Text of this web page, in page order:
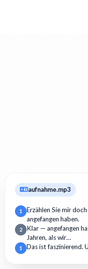
aufnahme.mp3
1
Erzählen Sie mir
angefangen haben.
2
Klar — angefangen
Jahren, als wir…
1 Das ist faszinierend.